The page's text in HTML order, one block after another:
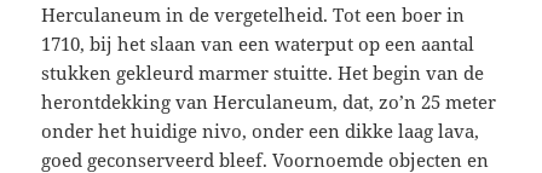
Herculaneum in de vergetelheid. Tot een boer in
1710, bij het slaan van een waterput op een aantal
stukken gekleurd marmer stuitte. Het begin van de
herontdekking van Herculaneum, dat, zo’n 25 meter
onder het huidige nivo, onder een dikke laag lava,
goed geconserveerd bleef. Voornoemde objecten en